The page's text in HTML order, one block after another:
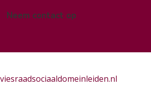
Neem contact op